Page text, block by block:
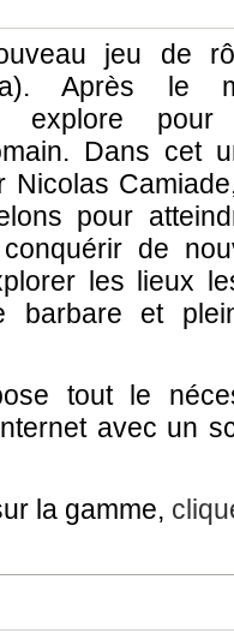
jeu de
Après le
explore pour
Dans cet
Nicolas
pour
de
les lieux
barbare et
tout le
avec un
la gamme,